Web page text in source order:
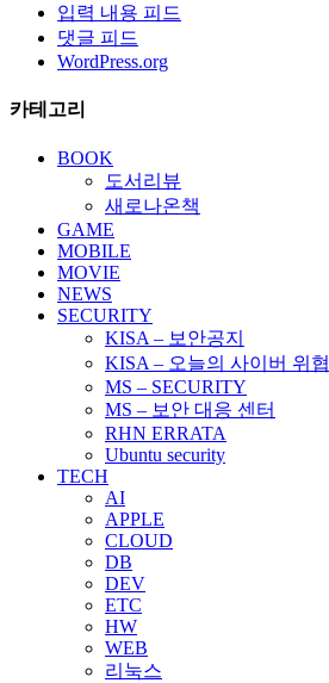
입력 내용 피드
댓글 피드
WordPress.org
카테고리
BOOK
도서리뷰
새로나온책
GAME
MOBILE
MOVIE
NEWS
SECURITY
KISA – 보안공지
KISA – 오늘의 사이버 위협
MS – SECURITY
MS – 보안 대응 센터
RHN ERRATA
Ubuntu security
TECH
AI
APPLE
CLOUD
DB
DEV
ETC
HW
WEB
리눅스